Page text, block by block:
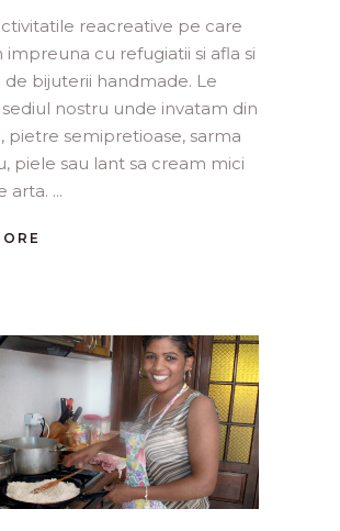
reacreative pe care
impreuna cu refugiatii si afla si
de bijuterii handmade. Le
nostru unde invatam din
pietre semipretioase, sarma
piele sau lant sa cream mici
arta.